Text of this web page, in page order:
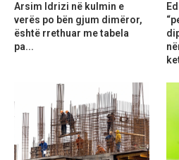
Arsim Idrizi në kulmin e
verës po bën gjum dimëror,
është rrethuar me tabela
pa...